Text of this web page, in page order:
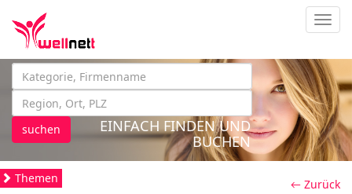
suchen
EINFACH FINDEN UND
BUCHEN
Themen ← Zurück